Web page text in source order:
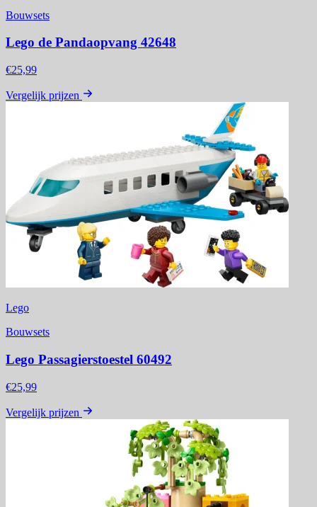
Bouwsets
Lego de Pandaopvang 42648
€25,99
Vergelijk prijzen
Lego
Bouwsets
Lego Passagierstoestel 60492
€25,99
Vergelijk prijzen